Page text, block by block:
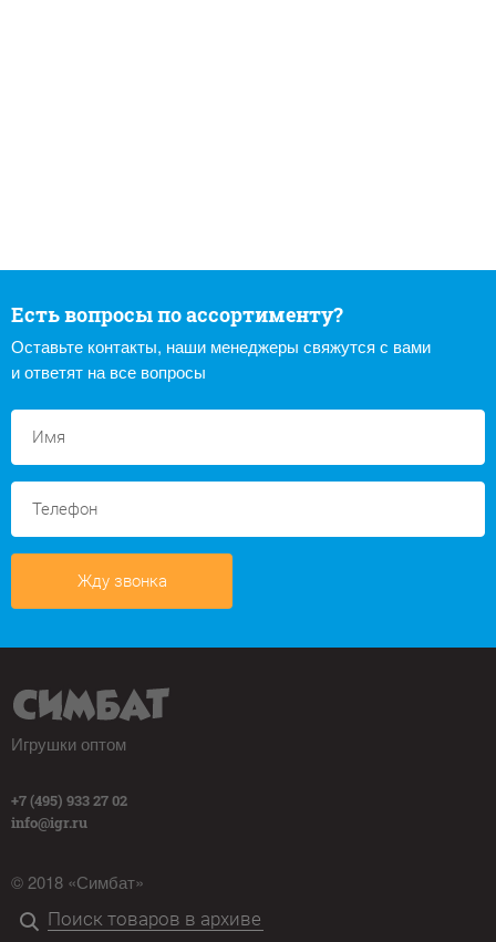
Есть вопросы по ассортименту?
Оставьте контакты, наши менеджеры свяжутся с вами
и ответят на все вопросы
Жду звонка
Игрушки оптом
+7 (495) 933 27 02
info@igr.ru
© 2018 «Симбат»